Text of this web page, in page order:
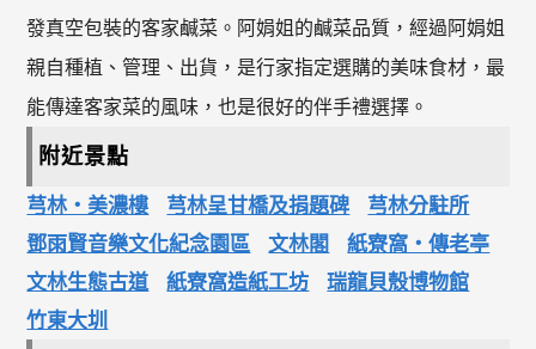
發真空包裝的客家鹹菜。阿娟姐的鹹菜品質，經過阿娟姐
親自種植、管理、出貨，是行家指定選購的美味食材，最
能傳達客家菜的風味，也是很好的伴手禮選擇。
附近景點
芎林‧美濃樓 芎林呈甘橋及捐題碑
芎林分駐所
鄧雨賢音樂文化紀念園區
文林閣
紙寮窩‧傳老亭
文林生態古道
紙寮窩造紙工坊
瑞龍貝殼博物館
竹東大圳